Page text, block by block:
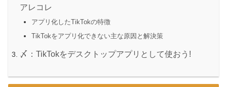
アレコレ
アプリ化したTikTokの特徴
TikTokをアプリ化できない主な原因と解決策
〆：TikTokをデスクトップアプリとして使おう!